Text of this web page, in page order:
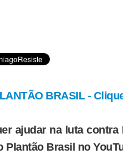
BRASIL -
ajudar na luta
Plantão Brasil no